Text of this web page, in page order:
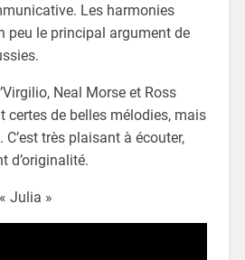
Les harmonies
peu le principal argument de
Neal Morse et Ross
certes de belles mélodies, mais
très plaisant à écouter,
d’originalité.
Julia »